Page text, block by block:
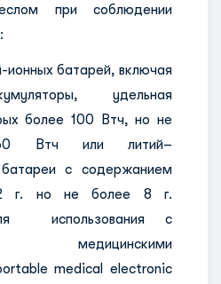
при соблюдении
ионных батарей, включая
удельная
более 100 Втч, но не
Втч или литий–
батареи с содержанием
г. но не более 8 г.
использования с
медицинскими
medical electronic